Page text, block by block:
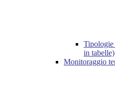
Tipologie
in tabelle)
Monitoraggio